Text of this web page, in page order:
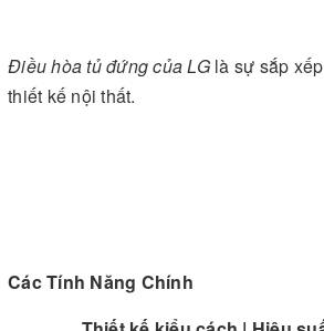
Điều hòa tủ đứng của LGlà sự sắp
thiết kế nội thất.
Các Tính Năng Chính